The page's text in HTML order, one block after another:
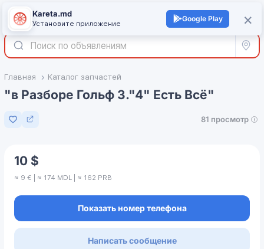
Войти +
Все
Главная Каталог запчастей
"в Разборе Гольф 3."4" Есть Всё"
Добавить в избранное
81 просмотр
10 $
≈ 9 € | ≈ 174 MDL | ≈ 162 PRB
Показать номер телефона
Написать сообщение
×
Kareta.md
Установите приложение
Google Play